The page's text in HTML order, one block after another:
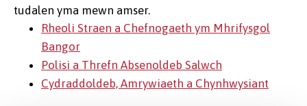
tudalen yma mewn amser.
Rheoli Straen a Chefnogaeth ym Mhrifysgol
Bangor
Polisi a Threfn Absenoldeb Salwch
Cydraddoldeb, Amrywiaeth a Chynhwysiant